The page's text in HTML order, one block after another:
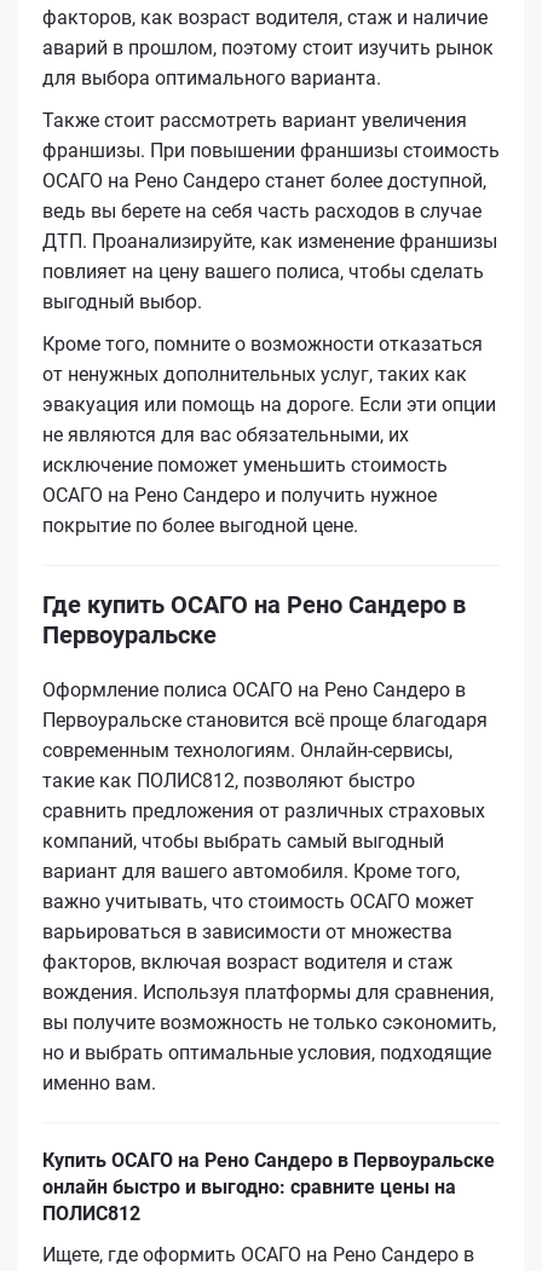
факторов, как возраст водителя, стаж и наличие
аварий в прошлом, поэтому стоит изучить рынок
для выбора оптимального варианта.
Также стоит рассмотреть вариант увеличения
франшизы. При повышении франшизы стоимость
ОСАГО на Рено Сандеро станет более доступной,
ведь вы берете на себя часть расходов в случае
ДТП. Проанализируйте, как изменение франшизы
повлияет на цену вашего полиса, чтобы сделать
выгодный выбор.
Кроме того, помните о возможности отказаться
от ненужных дополнительных услуг, таких как
эвакуация или помощь на дороге. Если эти опции
не являются для вас обязательными, их
исключение поможет уменьшить стоимость
ОСАГО на Рено Сандеро и получить нужное
покрытие по более выгодной цене.
Где купить ОСАГО на Рено Сандеро в
Первоуральске
Оформление полиса ОСАГО на Рено Сандеро в
Первоуральске становится всё проще благодаря
современным технологиям. Онлайн-сервисы,
такие как ПОЛИС812, позволяют быстро
сравнить предложения от различных страховых
компаний, чтобы выбрать самый выгодный
вариант для вашего автомобиля. Кроме того,
важно учитывать, что стоимость ОСАГО может
варьироваться в зависимости от множества
факторов, включая возраст водителя и стаж
вождения. Используя платформы для сравнения,
вы получите возможность не только сэкономить,
но и выбрать оптимальные условия, подходящие
именно вам.
Купить ОСАГО на Рено Сандеро в Первоуральске
онлайн быстро и выгодно: сравните цены на
ПОЛИС812
Ищете, где оформить ОСАГО на Рено Сандеро в